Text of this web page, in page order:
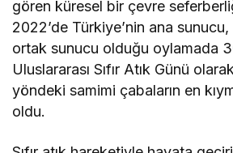
gören küresel bir çevre
2022’de Türkiye’nin ana
ortak sunucu olduğu oylamada
Uluslararası Sıfır Atık Günü
yöndeki samimi çabaların en
oldu.